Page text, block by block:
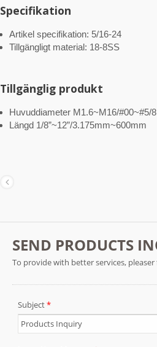
DIN912 hylskruvar
Specifikation
Artikel specifikation: 5/16-24
Tillgängligt material: 18-8SS
Tillgänglig produkt
Huvuddiameter M1.6~M16/#00~#5/8
Längd 1/8”~12”/3.175mm~600mm